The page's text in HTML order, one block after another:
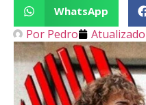
WhatsApp
Por Pedro